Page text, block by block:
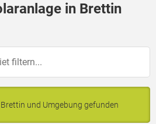
in Brettin
und Umgebung gefunden